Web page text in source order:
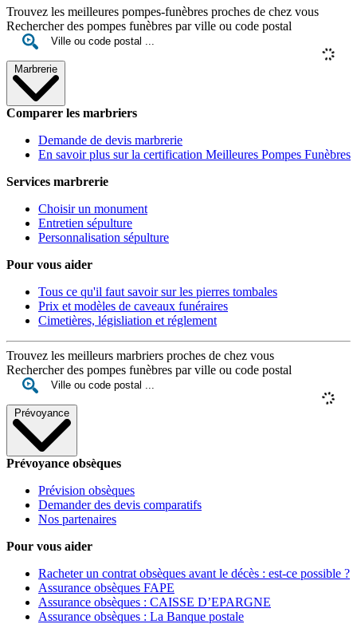
Trouvez les meilleures pompes-funèbres proches de chez vous
Rechercher des pompes funèbres par ville ou code postal
Marbrerie
Comparer les marbriers
Demande de devis marbrerie
En savoir plus sur la certification Meilleures Pompes Funèbres
Services marbrerie
Choisir un monument
Entretien sépulture
Personnalisation sépulture
Pour vous aider
Tous ce qu'il faut savoir sur les pierres tombales
Prix et modèles de caveaux funéraires
Cimetières, législiation et réglement
Trouvez les meilleurs marbriers proches de chez vous
Rechercher des pompes funèbres par ville ou code postal
Prévoyance
Prévoyance obsèques
Prévision obsèques
Demander des devis comparatifs
Nos partenaires
Pour vous aider
Racheter un contrat obsèques avant le décès : est-ce possible ?
Assurance obsèques FAPE
Assurance obsèques : CAISSE D’EPARGNE
Assurance obsèques : La Banque postale